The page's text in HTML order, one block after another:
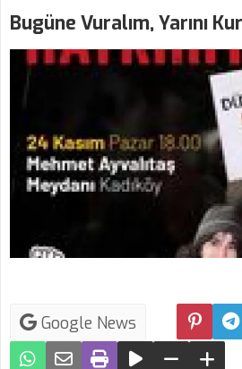
Bugüne Vuralım, Yarını
Google News